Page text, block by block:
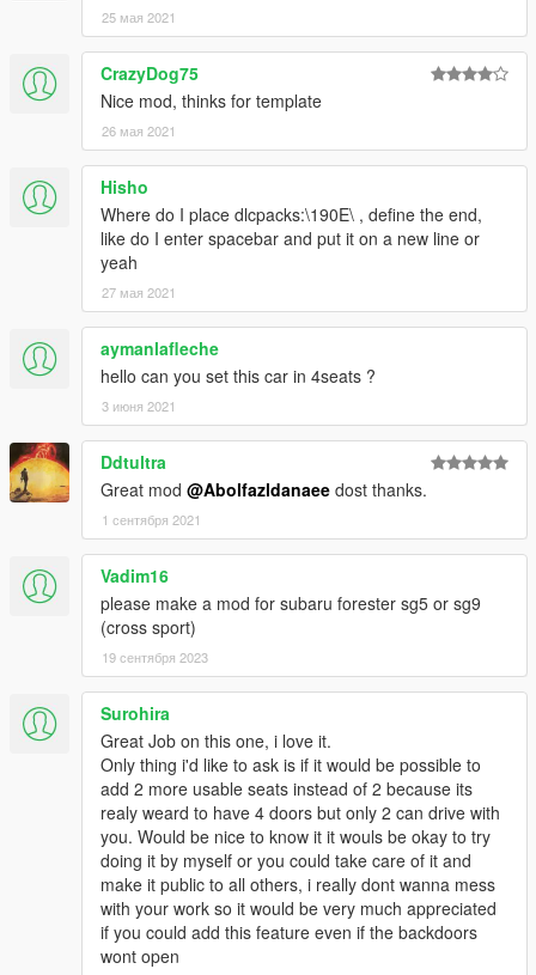
25 мая 2021
CrazyDog75
Nice mod, thinks for template
26 мая 2021
Hisho
Where do I place dlcpacks:\190E\ , define the end,
like do I enter spacebar and put it on a new line or
yeah
27 мая 2021
aymanlafleche
hello can you set this car in 4seats ?
3 июня 2021
Ddtultra
Great mod @Abolfazldanaee dost thanks.
1 сентября 2021
Vadim16
please make a mod for subaru forester sg5 or sg9
(cross sport)
19 сентября 2023
Surohira
Great Job on this one, i love it.
Only thing i'd like to ask is if it would be possible to
add 2 more usable seats instead of 2 because its
realy weard to have 4 doors but only 2 can drive with
you. Would be nice to know it it wouls be okay to try
doing it by myself or you could take care of it and
make it public to all others, i really dont wanna mess
with your work so it would be very much appreciated
if you could add this feature even if the backdoors
wont open